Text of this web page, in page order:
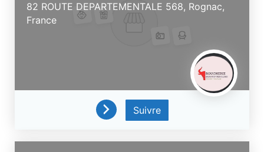
82 ROUTE DEPARTEMENTALE 568, Rognac,
France
Suivre